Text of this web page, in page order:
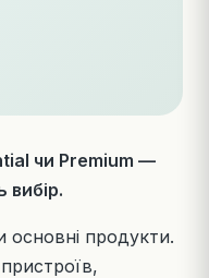
чи Premium —
вибір.
основні продукти.
пристроїв,